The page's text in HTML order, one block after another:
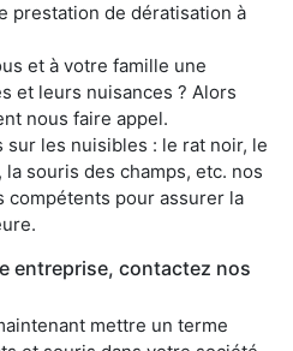
prestation de dératisation à
et à votre famille une
et leurs nuisances ? Alors
nous faire appel.
sur les nuisibles : le rat noir, le
souris des champs, etc. nos
compétents pour assurer la
entreprise, contactez nos
mettre un terme